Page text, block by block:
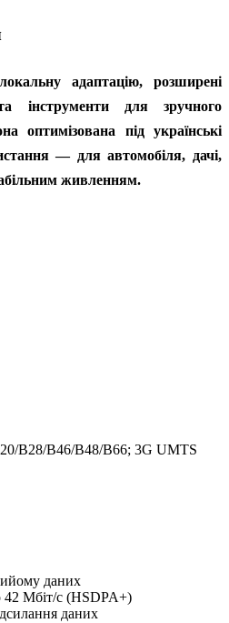
адаптацію, розширені
інструменти для зручного
оптимізована під українські
— для автомобіля, дачі,
живленням.
B28/B46/B48/B66; 3G UMTS
даних
42 Мбіт/с (HSDPA+)
даних